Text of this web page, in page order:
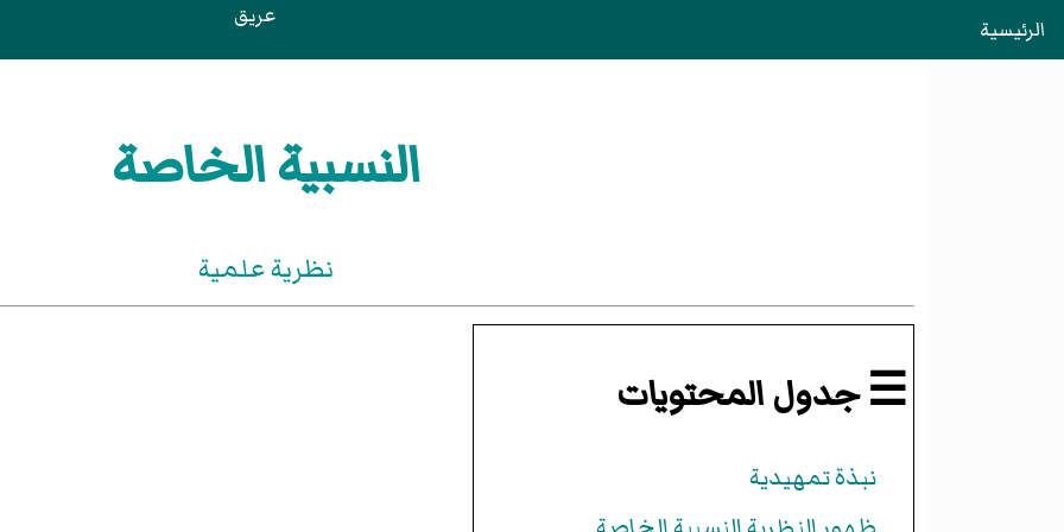
الرئيسية عريق
النسبية الخاصة
نظرية علمية
☰ جدول المحتويات
نبذة تمهيدية